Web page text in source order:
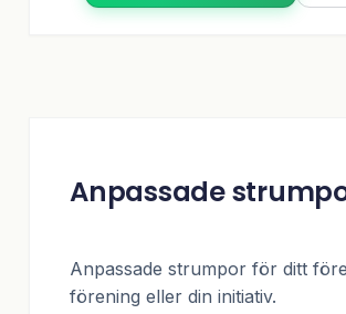
Anpassade
Anpassade strumpor för ditt
förening eller din initiativ.